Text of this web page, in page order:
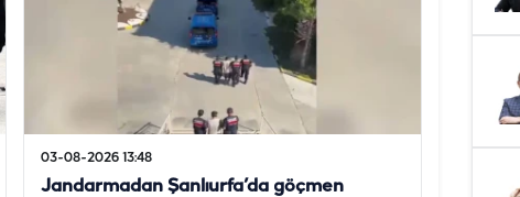
03-08-2026 13:48
Jandarmadan Şanlıurfa’da göçmen